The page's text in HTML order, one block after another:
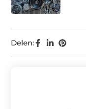
Delen: